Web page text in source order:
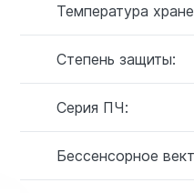
Температура
Степень защиты:
Серия ПЧ:
Бессенсорное